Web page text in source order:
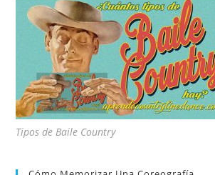
Tipos de Baile Country